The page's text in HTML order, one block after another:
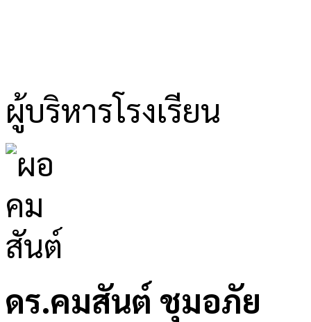
ผู้บริหารโรงเรียน
ดร.คมสันต์ ชุมอภัย